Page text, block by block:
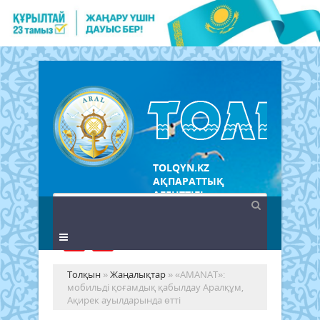
TOLQYN.KZ
АҚПАРАТТЫҚ
АГЕНТТІГІ
Толқын »Жаңалықтар » «AMANAT»:
мобильді қоғамдық қабылдау Аралқұм,
Ақирек ауылдарында өтті